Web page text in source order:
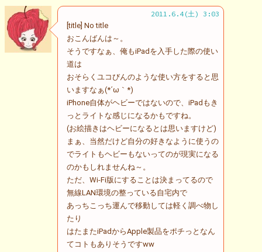
2011.6.4(土) 3:03
[title] No title
おこんばんは～。
そうですなぁ、俺もiPadを入手した際の使い
道は
おそらくユコびんのような使い方をすると思
いますなぁ(*´ω｀*)
iPhone自体がヘビーではないので、iPadもき
っとライトな感じになるかもですね。
(お絵描きはヘビーになるとは思いますけど)
まぁ、当然だけど自分の好きなように使うの
でライトもヘビーもないってのが現実になる
のかもしれませんね～。
ただ、Wi-Fi版にすることは決まってるので
無線LAN環境の整っている自宅内で
あっちこっち運んで移動しては軽く調べ物し
たり
はたまたiPadからApple製品をポチっとなん
てコトもありそうですww